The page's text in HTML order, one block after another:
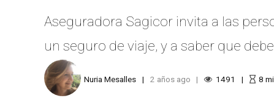
Aseguradora Sagicor invita a las
un seguro de viaje, y a saber que
Nuria Mesalles 2 años ago 1491 8